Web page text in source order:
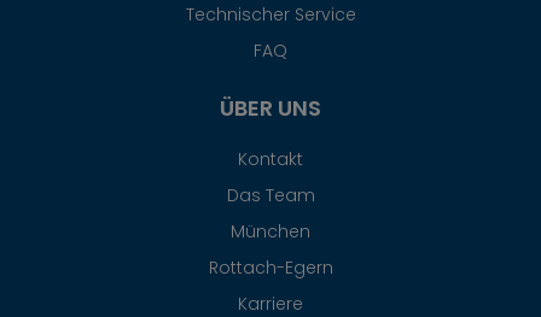
Technischer Service
FAQ
ÜBER UNS
Kontakt
Das Team
München
Rottach-Egern
Karriere